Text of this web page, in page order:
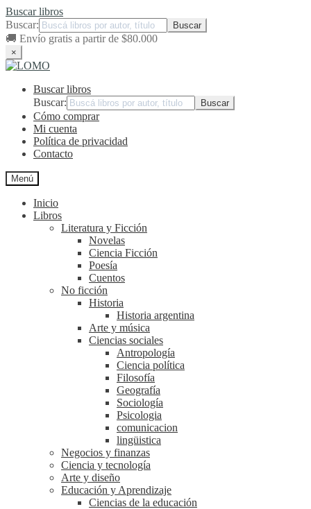
Buscar libros
Buscar:
🚚 Envío gratis a partir de $80.000
×
Ir
navegación
Ir
contenidoBuscar libros
Buscar:
Cómo comprar
Mi cuenta
Política de privacidad
Contacto
Menú
Inicio
Libros
Literatura y Ficción
Novelas
Ciencia Ficción
Poesía
Cuentos
No ficción
Historia
Historia argentina
Arte y música
Ciencias sociales
Antropología
Ciencia política
Filosofía
Geografía
Sociología
Psicologia
comunicacion
lingüistica
Negocios y finanzas
Ciencia y tecnología
Arte y diseño
Educación y Aprendizaje
Ciencias de la educación